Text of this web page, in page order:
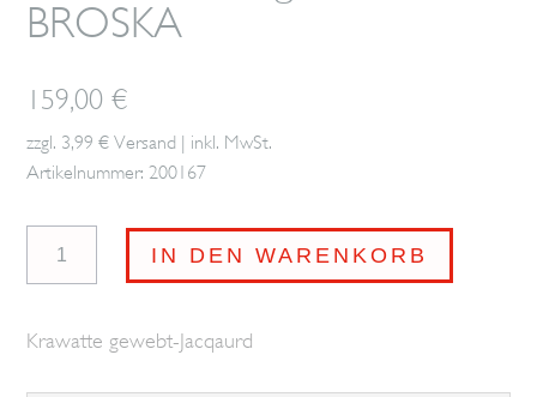
BROSKA
159,00€
zzgl. 3,99 € Versand | inkl. MwSt.
Artikelnummer: 200167
BROSKA
IN DEN WARENKORB
Krawatte gewebt-Jacqaurd